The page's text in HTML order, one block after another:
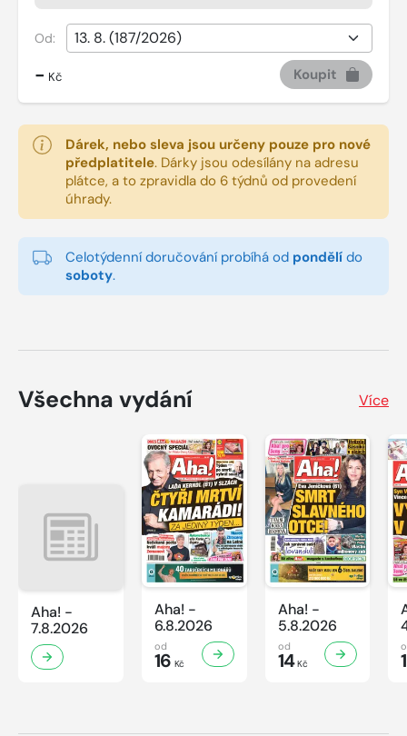
Od:
- Kč Koupit
Dárek, nebo sleva jsou určeny pouze pro nové
předplatitele. Dárky jsou odesílány na adresu
plátce, a to zpravidla do 6 týdnů od provedení
úhrady.
Celotýdenní doručování probíhá od pondělí do
soboty.
Všechna vydání Více
Aha! -
7.8.2026
Aha! -
6.8.2026
od
16 Kč
Aha! -
5.8.2026
od
14Kč